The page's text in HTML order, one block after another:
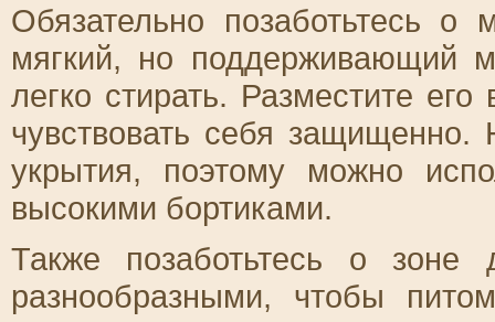
Обязательно позаботьтесь
мягкий, но поддерживающий
легко стирать. Разместите
чувствовать себя
укрытия, поэтому можно
высокими бортиками.
Также позаботьтесь о
разнообразными, чтобы